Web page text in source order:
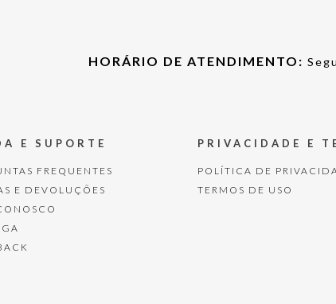
HORÁRIO DE ATENDIMENTO:
E SUPORTE
FREQUENTES
E DEVOLUÇÕES
PRIVACIDADE E
POLÍTICA DE
TERMOS DE USO